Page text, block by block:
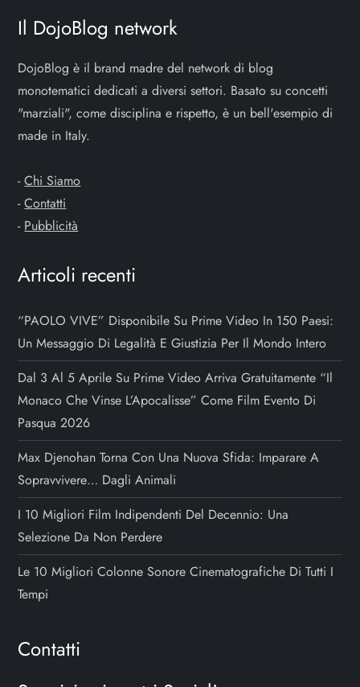
o
n
e
a
r
t
c
o
l
i
Il DojoBlog network
DojoBlog è il brand madre del network di blog
monotematici dedicati a diversi settori. Basato su concetti
"marziali", come disciplina e rispetto, è un bell'esempio di
made in Italy.
-Chi Siamo
-Contatti
- Pubblicità
Articoli recenti
“PAOLO VIVE” Disponibile Su Prime Video In 150 Paesi:
Un Messaggio Di Legalità E Giustizia Per Il Mondo Intero
Dal 3 Al 5 Aprile Su Prime Video Arriva Gratuitamente “Il
Monaco Che Vinse L’Apocalisse” Come Film Evento Di
Pasqua 2026
Max Djenohan Torna Con Una Nuova Sfida: Imparare A
Sopravvivere… Dagli Animali
I 10 Migliori Film Indipendenti Del Decennio: Una
Selezione Da Non Perdere
Le 10 Migliori Colonne Sonore Cinematografiche Di Tutti I
Tempi
Contatti